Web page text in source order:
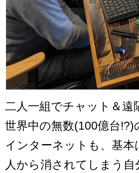
二人一組でチャット＆遠
世界中の無数(100億台
インターネットも、基
人から消されてしまう